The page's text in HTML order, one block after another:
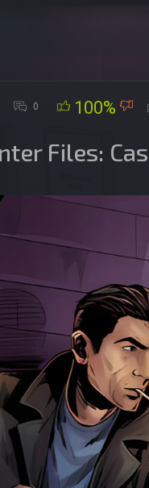
0 100%
Files: